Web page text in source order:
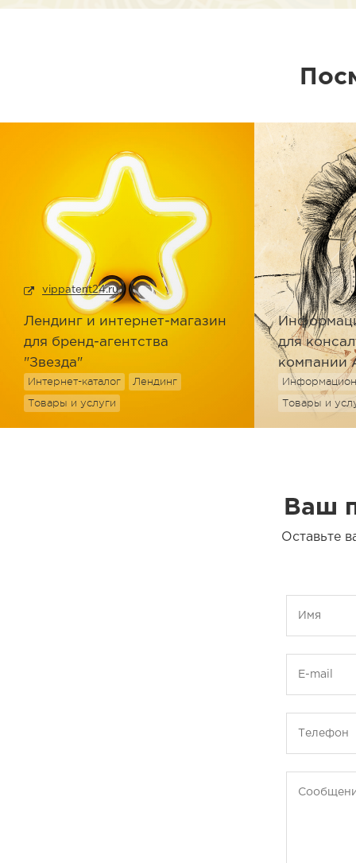
vippatent24.ru
Лендинг и интернет-магазин
для бренд-агентства
"Звезда"
Интернет-каталог
Лендинг
Товары и услуги
для
компании
Товары и
Ваш
Оставьте
Имя
E-mail
Телефон